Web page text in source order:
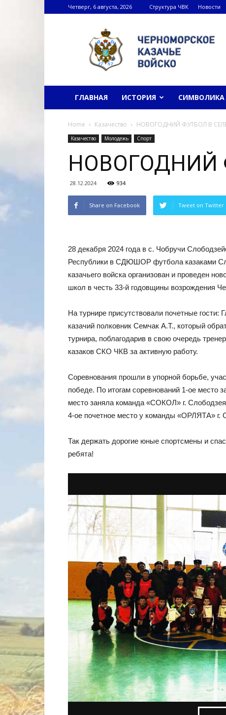
Четверг, 6 августа, 2026 Структура ЧВК Новости
Черноморское
казачье
войско
ГЛАВНАЯ ИСТОРИЯ СИМВОЛИКА
Home Казачество НОВОГОДНИЙ ФУТБОЛ В
Казачество Молодежь Спорт
НОВОГОДНИЙ
28.12.2024 934
Share on Facebook Tweet on Twitter
28 декабря 2024 года в с. Чобручи
Республики в СДЮШОР футбола казаками
казачьего войска организован и проведен
школ в честь 33-й годовщины возрождения
На турнире присутствовали почетные
казачий полковник Семчак А.Т., который
турнира, поблагодарив в свою очередь
казаков СКО ЧКВ за активную работу.
Соревнования прошли в упорной борьбе,
победе. По итогам соревнований 1-ое
место заняла команда «СОКОЛ» г.
4-ое почетное место у команды «ОРЛЯТА» г.
Так держать дорогие юные спортсмены и
ребята!